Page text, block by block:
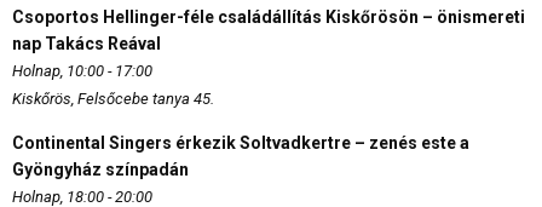
Csoportos Hellinger-féle családállítás Kiskőrösön – önismereti
nap Takács Reával
Holnap, 10:00 - 17:00
Kiskőrös, Felsőcebe tanya 45.
Continental Singers érkezik Soltvadkertre – zenés este a
Gyöngyház színpadán
Holnap, 18:00 - 20:00